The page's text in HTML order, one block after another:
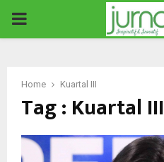
PRIMARY
Home Kuartal III
Tag : Kuartal III